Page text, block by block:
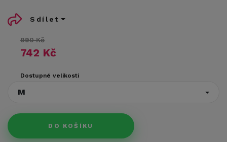
990 Kč
742 Kč
Dostupné velikosti
M
DO KOŠÍKU
Sdílet